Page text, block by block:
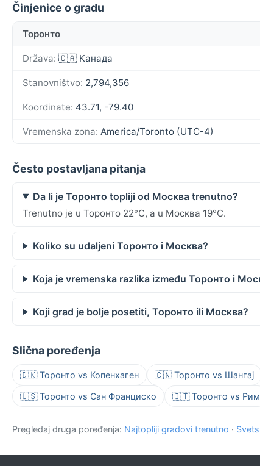
Činjenice o gradu
Торонто
Država: 🇨🇦 Канада
Stanovništvo: 2,794,356
Koordinate: 43.71, -79.40
Vremenska zona: America/Toronto (UTC-4)
Često postavljana pitanja
Da li je Торонто topliji od Москва trenutno?
Trenutno je u Торонто 22°C, a u Москва 19°C.
Koliko su udaljeni Торонто i Москва?
Koja je vremenska razlika između Торонто i
Koji grad je bolje posetiti, Торонто ili Москва?
Slična poređenja
🇩🇰 Торонто vs Копенхаген 🇨🇳 Торонто vs Шангај
🇺🇸 Торонто vs Сан Франциско 🇮🇹 Торонто vs Рим
Pregledaj druga poređenja: Najtopliji gradovi trenutno ·